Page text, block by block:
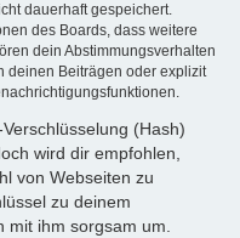
dauerhaft gespeichert.
des Boards, dass weitere
dein Abstimmungsverhalten
deinen Beiträgen oder explizit
(Hash)
wird dir empfohlen,
von Webseiten zu
zu deinem
ihm sorgsam um.